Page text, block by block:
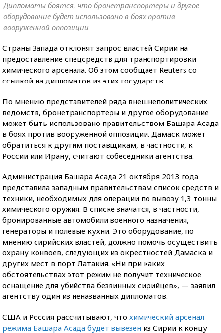
Дипломаты боятся, что бронетранспортеры и другое
оборудование будет использовано в боях против
вооруженной оппозиции
Страны Запада отклонят запрос властей Сирии на
предоставление спецсредств для транспортировки
химического арсенала. Об этом сообщает Reuters со
ссылкой на дипломатов из этих государств.
По мнению представителей ряда внешнеполитических
ведомств, бронетранспортеры и другое оборудование
может быть использовано правительством Башара Асада
в боях против вооруженной оппозиции. Дамаск может
обратиться к другим поставщикам, в частности, к
России или Ирану, считают собеседники агентства.
Администрация Башара Асада 21 октября 2013 года
представила западным правительствам список средств и
техники, необходимых для операции по вывозу 1,3 тонны
химического оружия. В списке значатся, в частности,
бронированные автомобили военного назначения,
генераторы и полевые кухни. Это оборудование, по
мнению сирийских властей, должно помочь осуществить
охрану конвоев, следующих из окрестностей Дамаска и
других мест в порт Латакия. «Ни при каких
обстоятельствах этот режим не получит техническое
оснащение для убийства безвинных сирийцев», — заявил
агентству один из неназванных дипломатов.
США и Россия рассчитывают, что химический арсенал
режима Башара Асада будет вывезен из Сирии к концу